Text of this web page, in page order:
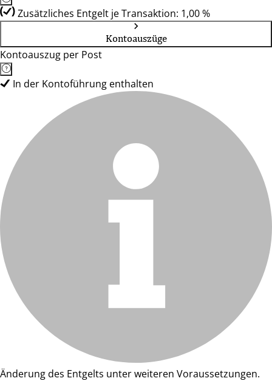
Zusätzliches Entgelt je Transaktion: 1,00 %
Kontoauszüge
Kontoauszug per Post
In der Kontoführung enthalten
Änderung des Entgelts unter weiteren Voraussetzungen.